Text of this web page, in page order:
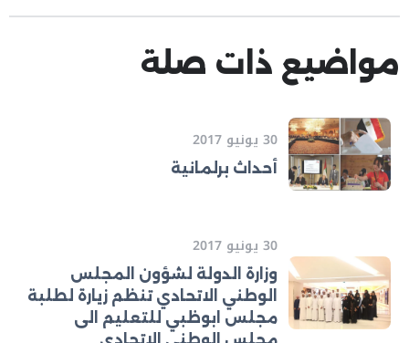
مواضيع ذات صلة
30 يونيو 2017
أحداث برلمانية
30 يونيو 2017
وزارة الدولة لشؤون المجلس
الوطني الاتحادي تنظم زيارة لطلبة
مجلس ابوظبي للتعليم الى